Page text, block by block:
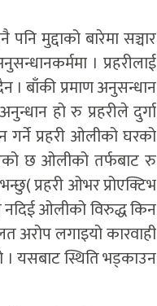
मुद्दाको बारेमा सञ्चार
। प्रहरीलाई
। बाँकी प्रमाण अनुसन्धान
हो रु प्रहरीले दुर्गा
गर्ने प्रहरी ओलीको घरको
छ ओलीको तर्फबाट रु
प्रहरी ओभर प्रोएक्टिभ
ओलीको विरुद्ध किन
अरोप लगाइयो कारवाही
। यसबाट स्थिति भड्काउन